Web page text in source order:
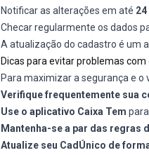
Notificar as alterações em até
Checar regularmente os dados
A atualização do cadastro é um
Dicas para evitar problemas
Para maximizar a segurança e o
Verifique frequentemente sua
Use o aplicativo Caixa Tem
Mantenha-se a par das regras
Atualize seu CadÚnico de